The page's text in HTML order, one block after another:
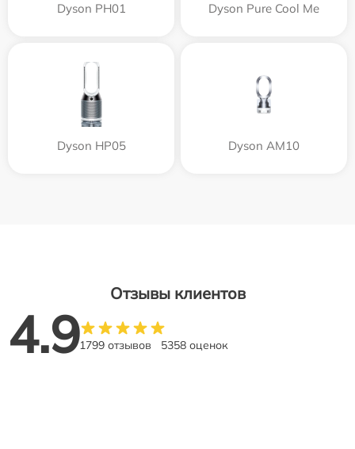
Dyson PH01 Dyson Pure Cool Me
Dyson HP05 Dyson AM10
Отзывы клиентов
4.91799 отзывов 5358 оценок